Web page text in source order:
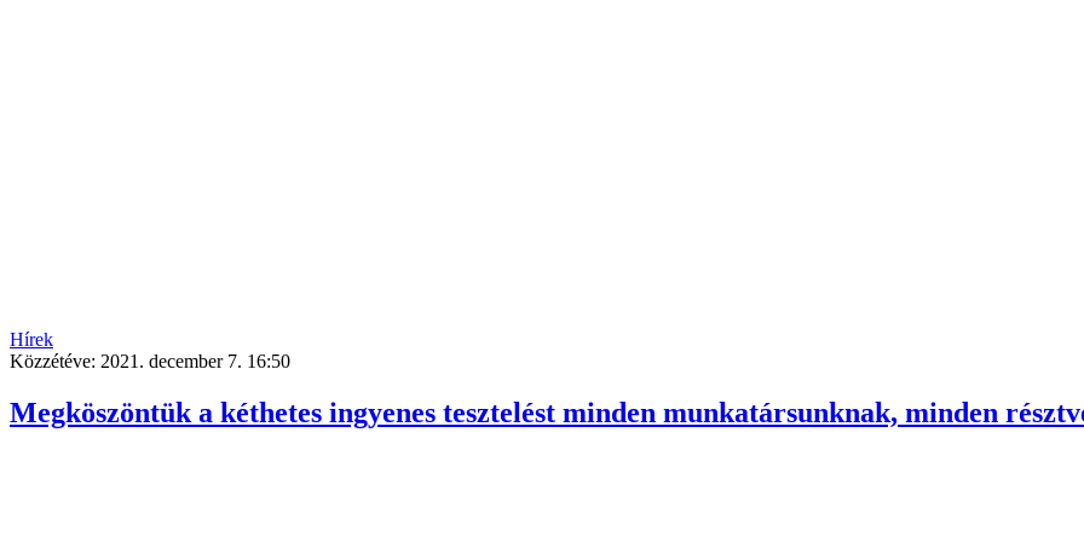
Hírek
Közzétéve: 2021. december 7. 16:50
Megköszöntük a kéthetes ingyenes tesztelést minden munkatársunknak, minden